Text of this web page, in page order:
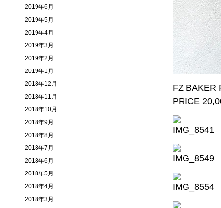
FZ BAKER
PRICE
2019年6月
2019年5月
2019年4月
2019年3月
2019年2月
2019年1月
2018年12月
2018年11月
2018年10月
2018年9月
2018年8月
2018年7月
2018年6月
2018年5月
2018年4月
2018年3月